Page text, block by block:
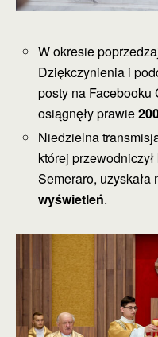
W okresie
Dziękczynienia i
posty na Facebooku
osiągnęły prawie
Niedzielna
której
Semeraro,
wyświetleń.